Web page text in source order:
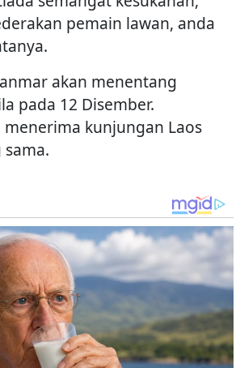
pemain lawan, anda
akan menentang
pada 12 Disember.
kunjungan Laos